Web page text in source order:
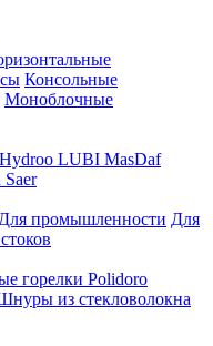
Консольные
Моноблочные
Hydroo LUBI MasDaf
Saer
промышленности Для
горелки Polidoro
из стекловолокна